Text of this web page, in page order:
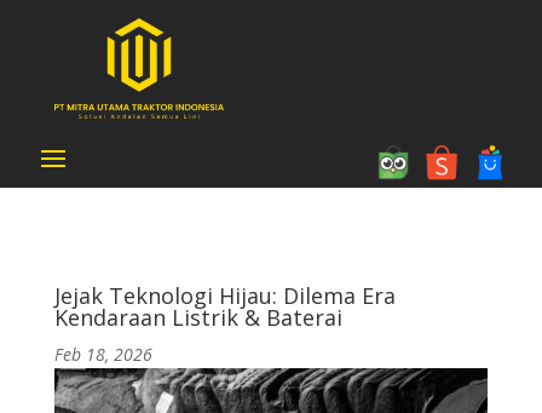
Jejak Teknologi Hijau: Dilema Era
Kendaraan Listrik & Baterai
Feb 18, 2026